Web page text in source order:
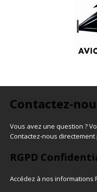
Contactez-
Vous avez une question ?
Contactez-nous
RGPD
Accédez à nos informations